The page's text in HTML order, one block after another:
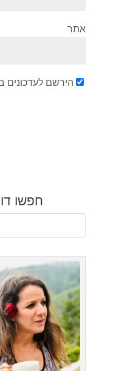
אתר
הירשם לעדכונים
חפשו